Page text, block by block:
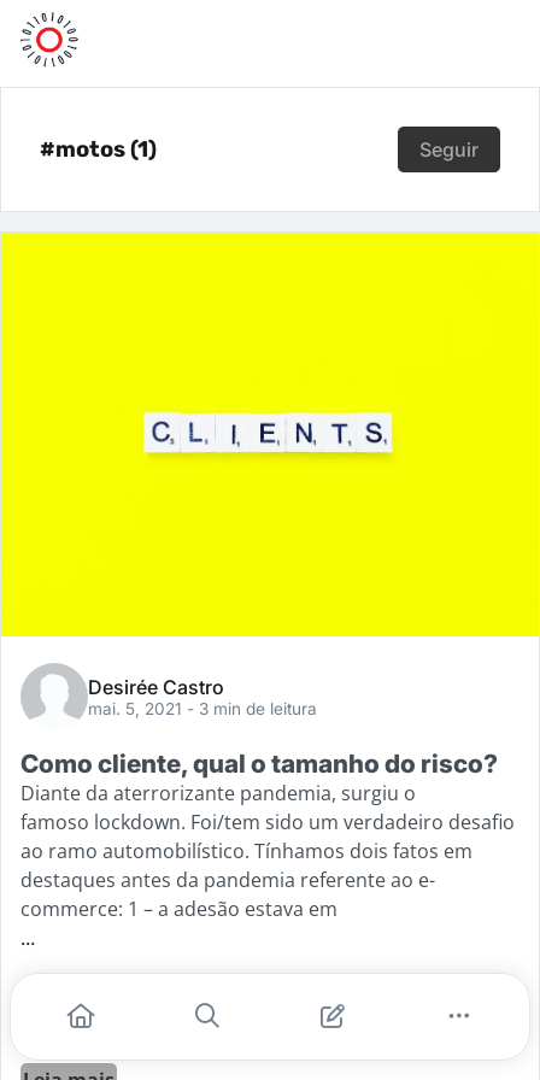
#motos (1) Seguir
Desirée Castro
mai. 5, 2021 - 3 min de leitura
Como cliente, qual o tamanho do risco?
Diante da aterrorizante pandemia, surgiu o
famoso lockdown. Foi/tem sido um verdadeiro desafio
ao ramo automobilístico. Tínhamos dois fatos em
destaques antes da pandemia referente ao e-
commerce: 1 – a adesão estava em
...
#motos